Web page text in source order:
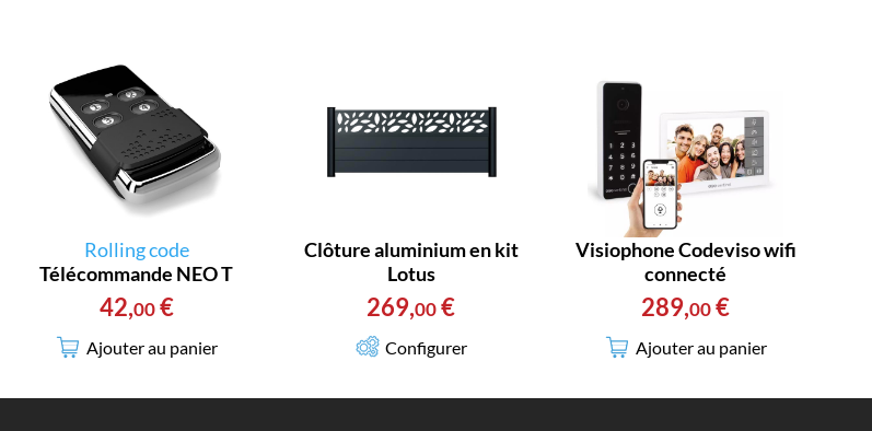
Rolling code
Télécommande NEO T
42,00€
Ajouter au panier
Clôture aluminium en kit
Lotus
269,00 €
Configurer
Visiophone Codeviso wifi
connecté
289,00 €
Ajouter au panier